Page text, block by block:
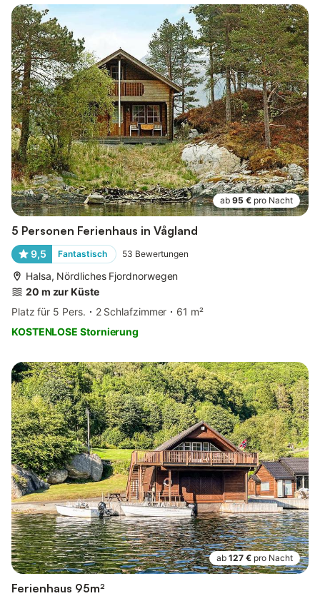
ab 95 € pro Nacht
5 Personen Ferienhaus in Vågland
9,5 Fantastisch 53 Bewertungen
Halsa, Nördliches Fjordnorwegen
20 m zur Küste
Platz für 5 Pers.
2 Schlafzimmer
61 m²
KOSTENLOSE Stornierung
ab 127 € pro Nacht
Ferienhaus 95m²